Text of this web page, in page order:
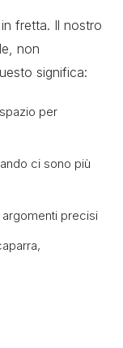
fretta. Il nostro
non
significa:
per
ci sono più
precisi